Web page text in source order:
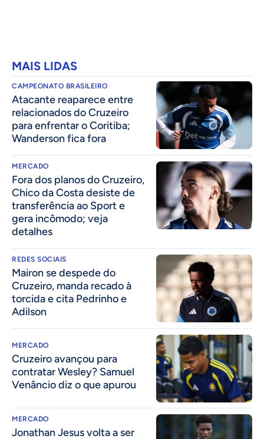
MAIS LIDAS
CAMPEONATO BRASILEIRO
Atacante reaparece entre
relacionados do Cruzeiro
para enfrentar o Coritiba;
Wanderson fica fora
MERCADO
Fora dos planos do Cruzeiro,
Chico da Costa desiste de
transferência ao Sport e
gera incômodo; veja
detalhes
REDES SOCIAIS
Mairon se despede do
Cruzeiro, manda recado à
torcida e cita Pedrinho e
Adilson
MERCADO
Cruzeiro avançou para
contratar Wesley? Samuel
Venâncio diz o que apurou
MERCADO
Jonathan Jesus volta a ser